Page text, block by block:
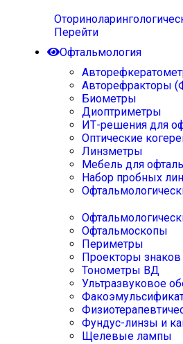
Перейти
Офтальмология
Авторефракторы
Биометры
Диоптриметры
ИТ-решения для
Оптические
Линзметры
Мебель для
Набор пробных
Офтальмоскопы
Периметры
Проекторы знаков
Тонометры ВД
Ультразвуковое
Фундус-линзы и
Щелевые лампы